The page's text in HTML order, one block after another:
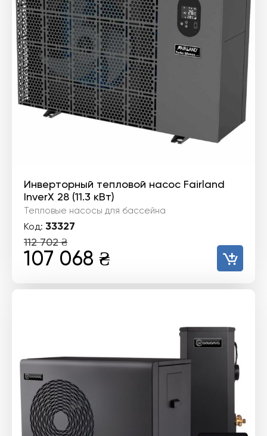
Инверторный тепловой насос Fairland
InverX 28 (11.3 кВт)
Тепловые насосы для бассейна
Код: 33327
112 702₴
Первоначальная
цена
107 068 ₴
цена: